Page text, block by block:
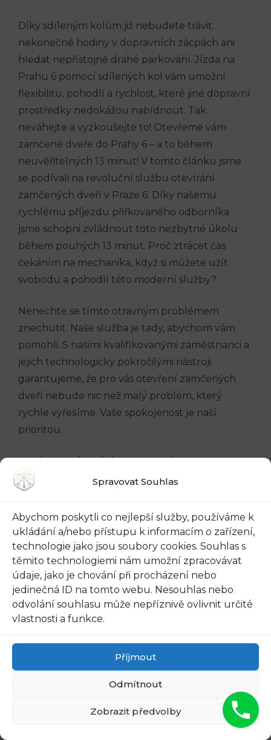
Spravovat Souhlas
Abychom poskytli co nejlepší služby, používáme k
ukládání a/nebo přístupu k informacím o zařízení,
technologie jako jsou soubory cookies. Souhlas s
těmito technologiemi nám umožní zpracovávat
údaje, jako je chování při procházení nebo
jedinečná ID na tomto webu. Nesouhlas nebo
odvolání souhlasu může nepříznivě ovlivnit určité
vlastnosti a funkce.
Příjmout
Odmítnout
Zobrazit předvolby
Díky sdíleným kolům již nebudete ⁣trávit
nekonečné hodiny v dopravních zácpách ani
⁣hledat nepřístojně‍ drahé parkování. Jízda na
Prahu ‍6 pomocí sdílených‍ kol ‍vám umožní
⁣flexibilitu,⁢ pohodlí a rychlost, které jiné dopravní
prostředky nedokážou nabídnout. ​Tak
neváhejte a vyzkoušejte to! ⁣Otevřeme ‌vám
zamčené dveře do Prahy 6 – a to⁢ během
neuvěřitelných 13 minut! V⁢ tomto článku jsme
se podívali na ​revoluční službu ⁢otevírání‍
zamčených dveří ⁢v​ Praze 6. Díky​ našemu
rychlému příjezdu​ přiřkovaného odborníka‍
jsme ‍schopni ⁣zvládnout toto nezbytné úkolu
během pouhých⁤ 13 minut. Proč ztrácet čas
čekáním na mechanika, ⁢když‌ si můžete užít
svobodu a pohodlí této‍ moderní služby?
Nenechte ⁣se tímto⁢ otravným problémem‌
znechutit. Naše služba je tady, abychom vám
pomohli. S našimi kvalifikovanými zaměstnanci a
jejich ⁢technologicky pokročilými nástroji
garantujeme, že pro vás otevření zamčených
dveří⁣ nebude nic než malý problém, který ​
rychle vyřešíme. Vaše spokojenost je naší
⁤prioritou.
Nyní nemusíte ⁣nikdy znovu ztrácet ​čas
čekáním, abyste získali přístup​ k vašemu
domovu ⁢nebo kanceláři. S
odborníků ‌můžete mít jistotu , že zvládneme
dostavit se k vám, otevřít ‌dveře a‍ vrátit vám​ pocit
bezpečí⁤ a pohodlí během těch ​nejkratších
možných časových rámců.
Nechte naši spolehlivou službu otevřít⁤ dveře
vašeho vlastního potenciálu. Na ⁣nás se můžete
ještě dnes a přesvědčte ​se sami!
Doporučujeme: